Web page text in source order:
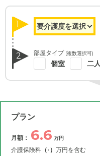
1
2 部屋タイプ (複数選択可)
個室 二
プラン
月額： 6.6 万円
介護保険料 （-） 万円を含む